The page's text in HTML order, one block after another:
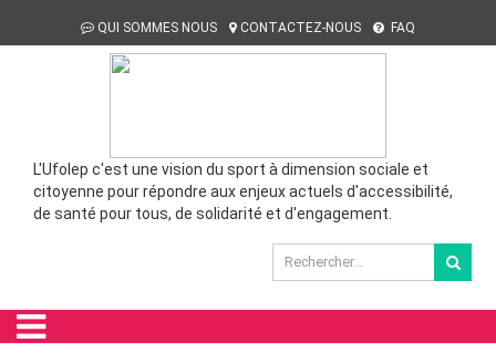
QUI SOMMES NOUS CONTACTEZ-NOUS FAQ
L'Ufolep c'est une vision du sport à dimension sociale et
citoyenne pour répondre aux enjeux actuels d'accessibilité,
de santé pour tous, de solidarité et d'engagement.